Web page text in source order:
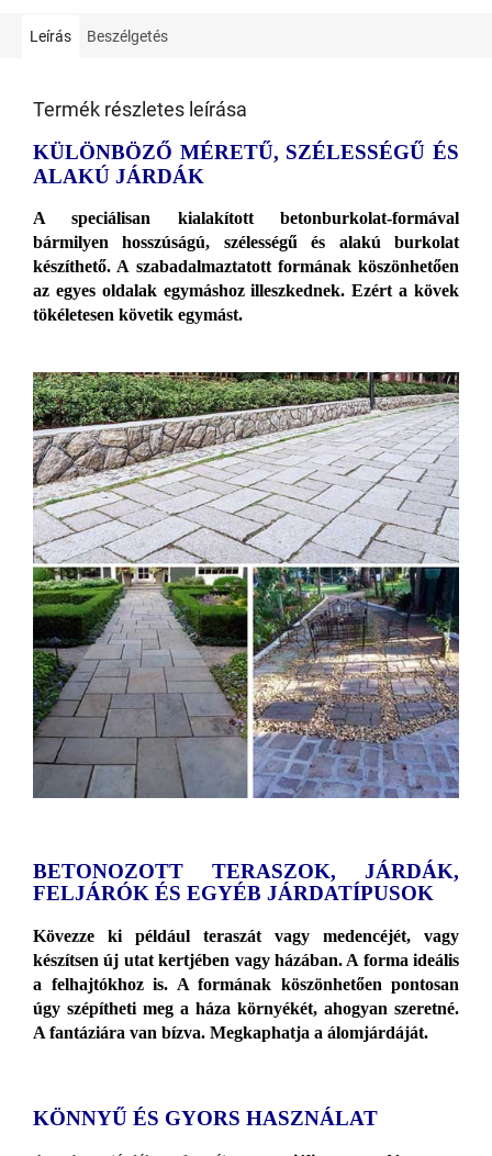
Leírás Beszélgetés
Termék részletes leírása
KÜLÖNBÖZŐ MÉRETŰ, SZÉLESSÉGŰ ÉS
ALAKÚ JÁRDÁK
A speciálisan kialakított betonburkolat-formával
bármilyen hosszúságú, szélességű és alakú burkolat
készíthető. A szabadalmaztatott formának köszönhetően
az egyes oldalak egymáshoz illeszkednek. Ezért a kövek
tökéletesen követik egymást.
BETONOZOTT TERASZOK, JÁRDÁK,
FELJÁRÓK ÉS EGYÉB JÁRDATÍPUSOK
Kövezze ki például teraszát vagy medencéjét, vagy
készítsen új utat kertjében vagy házában. A forma ideális
a felhajtókhoz is. A formának köszönhetően pontosan
úgy szépítheti meg a háza környékét, ahogyan szeretné.
A fantáziára van bízva. Megkaphatja a álomjárdáját.
KÖNNYŰ ÉS GYORS HASZNÁLAT